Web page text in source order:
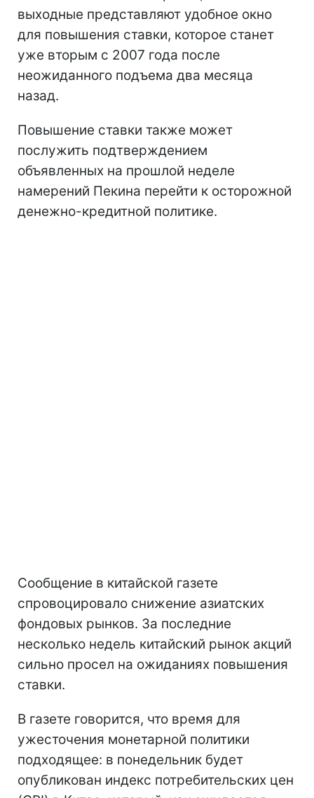
выходные представляют удобное окно
для повышения ставки, которое станет
уже вторым с 2007 года после
неожиданного подъема два месяца
назад.
Повышение ставки также может
послужить подтверждением
объявленных на прошлой неделе
намерений Пекина перейти к осторожной
денежно-кредитной политике.
Сообщение в китайской газете
спровоцировало снижение азиатских
фондовых рынков. За последние
несколько недель китайский рынок акций
сильно просел на ожиданиях повышения
ставки.
В газете говорится, что время для
ужесточения монетарной политики
подходящее: в понедельник будет
опубликован индекс потребительских цен